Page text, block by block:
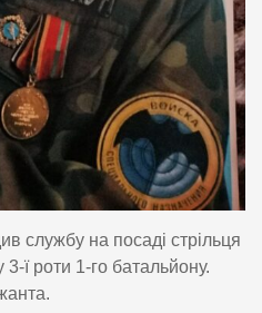
службу на посаді стрільця
3-ї роти 1-го батальйону.